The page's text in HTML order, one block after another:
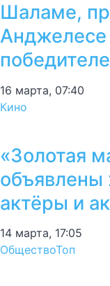
Шаламе,
Анджелесе
16 марта, 07:40
Кино
«Золотая
актёры и
14 марта, 17:05
ОбществоТоп